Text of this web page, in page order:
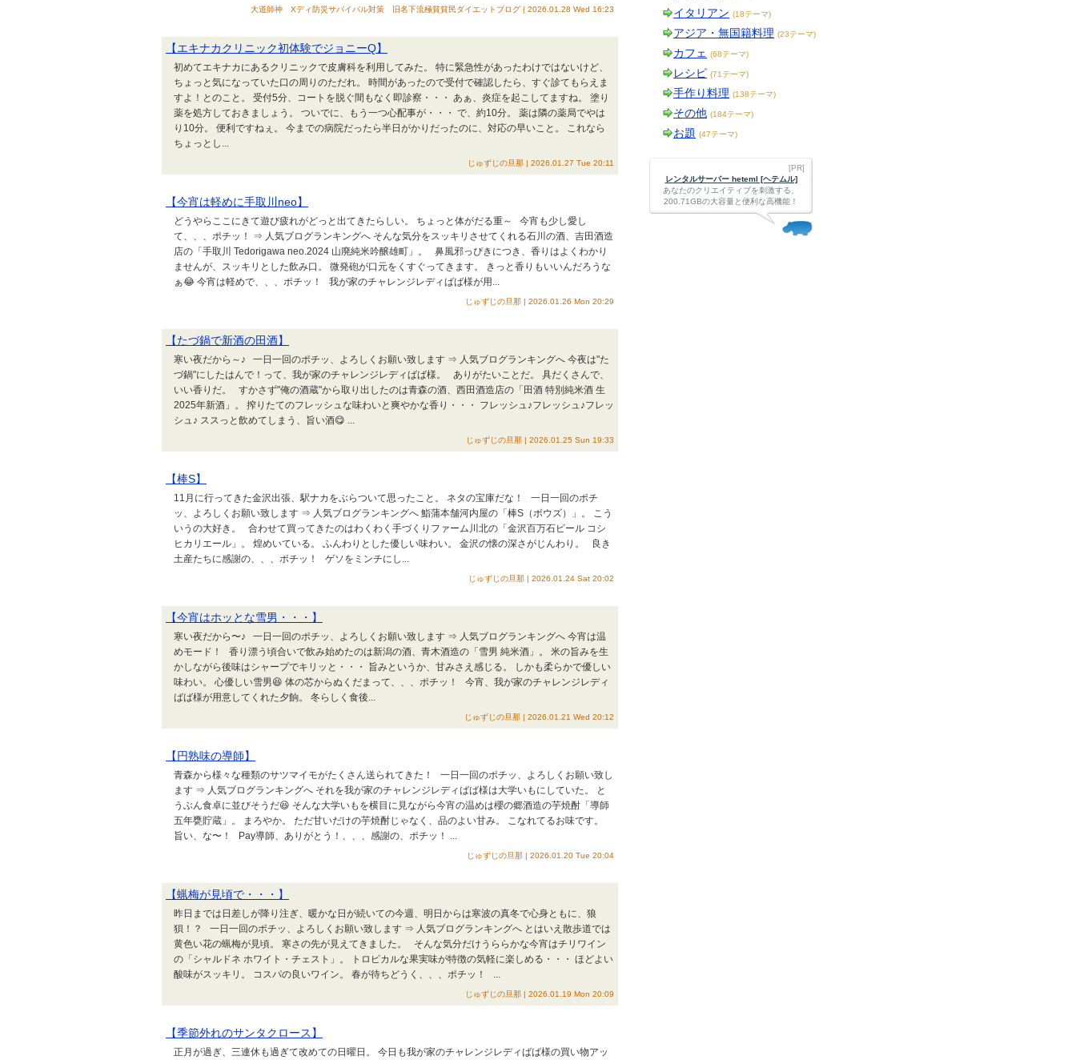
大道師神 Xディ防災サバイバル対策 旧名下流極貧貧民ダイエットブログ | 2026.01.28 Wed 16:23
【エキナカクリニック初体験でジョニーQ】
初めてエキナカにあるクリニックで皮膚科を利用してみた。 特に緊急性があったわけではないけど、
ちょっと気になっていた口の周りのただれ。 時間があったので受付で確認したら、すぐ診てもらえま
すよ！とのこと。 受付5分、コートを脱ぐ間もなく即診察・・・ あぁ、炎症を起こしてますね。 塗り
薬を処方しておきましょう。 ついでに、もう一つ心配事が・・・ で、約10分。 薬は隣の薬局でやは
り10分。 便利ですねぇ。 今までの病院だったら半日がかりだったのに、対応の早いこと。 これなら
ちょっとし...
じゅずじの旦那 | 2026.01.27 Tue 20:11
【今宵は軽めに手取川neo】
どうやらここにきて遊び疲れがどっと出てきたらしい。 ちょっと体がだる重～ 今宵も少し愛し
て、、、ポチッ！ ⇒ 人気ブログランキングへ そんな気分をスッキリさせてくれる石川の酒、吉田酒造
店の「手取川 Tedorigawa neo.2024 山廃純米吟醸雄町」。 鼻風邪っぴきにつき、香りはよくわかり
ませんが、スッキリとした飲み口。 微発砲が口元をくすぐってきます。 きっと香りもいいんだろうな
ぁ😂 今宵は軽めで、、、ポチッ！ 我が家のチャレンジレディばば様が用...
じゅずじの旦那 | 2026.01.26 Mon 20:29
【たづ鍋で新酒の田酒】
寒い夜だから～♪ 一日一回のポチッ、よろしくお願い致します ⇒ 人気ブログランキングへ 今夜は"た
づ鍋"にしたはんで！って、我が家のチャレンジレディばば様。 ありがたいことだ。 具だくさんで、
いい香りだ。 すかさず"俺の酒蔵"から取り出したのは青森の酒、西田酒造店の「田酒 特別純米酒 生
2025年新酒」。 搾りたてのフレッシュな味わいと爽やかな香り・・・ フレッシュ♪フレッシュ♪フレッ
シュ♪ ススっと飲めてしまう、旨い酒😋 ...
じゅずじの旦那 | 2026.01.25 Sun 19:33
【棒S】
11月に行ってきた金沢出張、駅ナカをぶらついて思ったこと。 ネタの宝庫だな！ 一日一回のポチ
ッ、よろしくお願い致します ⇒ 人気ブログランキングへ 鮨蒲本舗河内屋の「棒S（ボウズ）」。 こう
いうの大好き。 合わせて買ってきたのはわくわく手づくりファーム川北の「金沢百万石ビール コシ
ヒカリエール」。 煌めいている。 ふんわりとした優しい味わい。 金沢の懐の深さがじんわり。 良き
土産たちに感謝の、、、ポチッ！ ゲソをミンチにし...
じゅずじの旦那 | 2026.01.24 Sat 20:02
【今宵はホッとな雪男・・・】
寒い夜だから〜♪ 一日一回のポチッ、よろしくお願い致します ⇒ 人気ブログランキングへ 今宵は温
めモード！ 香り漂う頃合いで飲み始めたのは新潟の酒、青木酒造の「雪男 純米酒」。 米の旨みを生
かしながら後味はシャープでキリッと・・・ 旨みというか、甘みさえ感じる。 しかも柔らかで優しい
味わい。 心優しい雪男😆 体の芯からぬくだまって、、、ポチッ！ 今宵、我が家のチャレンジレディ
ばば様が用意してくれた夕餉。 冬らしく食後...
じゅずじの旦那 | 2026.01.21 Wed 20:12
【円熟味の導師】
青森から様々な種類のサツマイモがたくさん送られてきた！ 一日一回のポチッ、よろしくお願い致し
ます ⇒ 人気ブログランキングへ それを我が家のチャレンジレディばば様は大学いもにしていた。 と
うぶん食卓に並びそうだ😆 そんな大学いもを横目に見ながら今宵の温めは櫻の郷酒造の芋焼酎「導師
五年甕貯蔵」。 まろやか。 ただ甘いだけの芋焼酎じゃなく、品のよい甘み。 こなれてるお味です。
旨い、な〜！ Pay導師、ありがとう！、、、感謝の、ポチッ！ ...
じゅずじの旦那 | 2026.01.20 Tue 20:04
【蝋梅が見頃で・・・】
昨日までは日差しが降り注ぎ、暖かな日が続いての今週、明日からは寒波の真冬で心身ともに、狼
狽！？ 一日一回のポチッ、よろしくお願い致します ⇒ 人気ブログランキングへ とはいえ散歩道では
黄色い花の蝋梅が見頃。 寒さの先が見えてきました。 そんな気分だけうららかな今宵はチリワイン
の「シャルドネ ホワイト・チェスト」。 トロピカルな果実味が特徴の気軽に楽しめる・・・ ほどよい
酸味がスッキリ。 コスパの良いワイン。 春が待ちどうく、、、ポチッ！ ...
じゅずじの旦那 | 2026.01.19 Mon 20:09
【季節外れのサンタクロース】
正月が過ぎ、三連休も過ぎて改めての日曜日。 今日も我が家のチャレンジレディばば様の買い物アッ
イタリアン (18テーマ)
アジア・無国籍料理 (23テーマ)
カフェ (68テーマ)
レシピ (71テーマ)
手作り料理 (138テーマ)
その他 (184テーマ)
お題 (47テーマ)
[PR]
レンタルサーバー heteml [ヘテムル]
あなたのクリエイティブを刺激する、
200.71GBの大容量と便利な高機能！